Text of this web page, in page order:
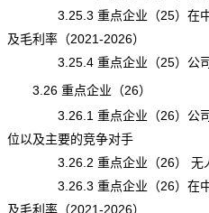
3.25.3 重点企业（25）在中国
及毛利率（2021-2026）
3.25.4 重点企业（25）公司
3.26 重点企业（26）
3.26.1 重点企业（26）公司信
位以及主要的竞争对手
3.26.2 重点企业（26） 无人
3.26.3 重点企业（26）在中国
及毛利率（2021-2026）